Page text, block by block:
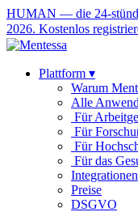
HUMAN — die 24-
2026. Kostenlos
Plattform ▾
Warum
Alle
Für
Für
Für
Für das
Integrationen
Preise
DSGVO